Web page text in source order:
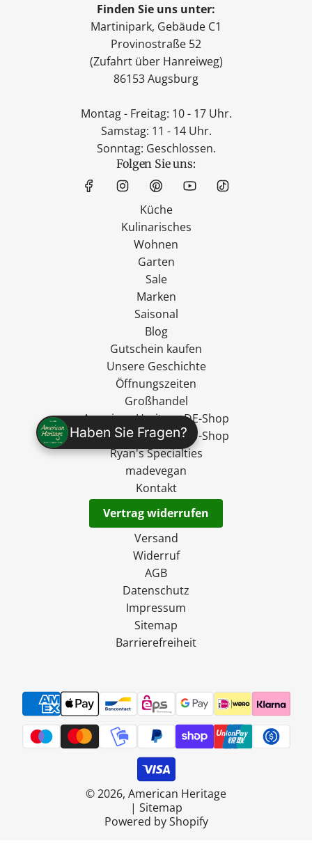
Haben Sie Fragen?
Finden Sie uns unter:
Martinipark, Gebäude C1
Provinostraße 52
(Zufahrt über Hanreiweg)
86153 Augsburg
Montag - Freitag: 10 - 17 Uhr.
Samstag: 11 - 14 Uhr.
Sonntag: Geschlossen.
Folgen Sie uns:
Küche
Kulinarisches
Wohnen
Garten
Sale
Marken
Saisonal
Blog
Gutschein kaufen
Unsere Geschichte
Öffnungszeiten
Großhandel
American Heritage DE-Shop
American Heritage EU-Shop
Ryan's Specialties
madevegan
Kontakt
Vertrag widerrufen
Versand
Widerruf
AGB
Datenschutz
Impressum
Sitemap
Barrierefreiheit
© 2026, American Heritage
| Sitemap
Powered by Shopify